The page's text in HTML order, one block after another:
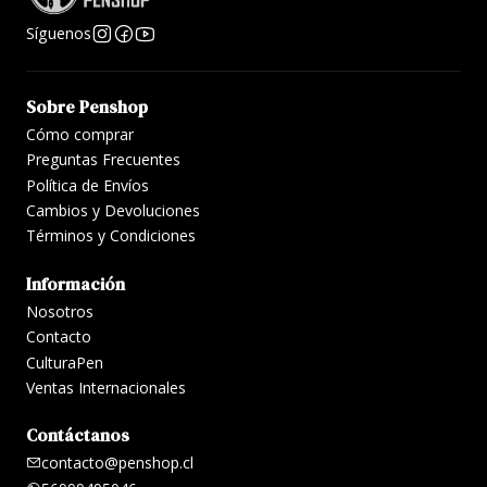
tamaño formato cuaderno
*Medidas: 17.5cm x 23cm x 1.8cm
*Tapa: Dura
*Cierre: Elástico
*Hojas: 72 (144 Páginas)
*Gramaje Papel: 120 g/m2
*Peso: 515g
Síguenos
Sobre Penshop
Cómo comprar
Preguntas Frecuentes
Política de Envíos
Cambios y Devoluciones
Términos y Condiciones
Información
Nosotros
Contacto
CulturaPen
Ventas Internacionales
Contáctanos
contacto@penshop.cl